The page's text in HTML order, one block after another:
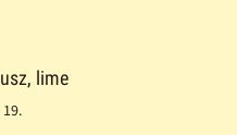
lime